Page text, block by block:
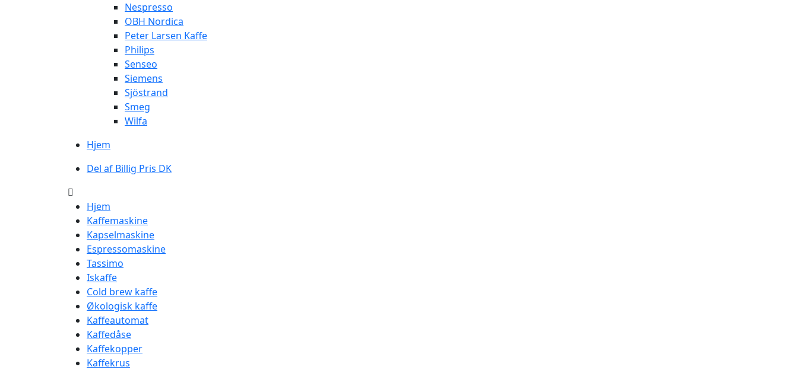
Nespresso
OBH Nordica
Peter Larsen Kaffe
Philips
Senseo
Siemens
Sjöstrand
Smeg
Wilfa
Hjem
Del af Billig Pris DK
Hjem
Kaffemaskine
Kapselmaskine
Espressomaskine
Tassimo
Iskaffe
Cold brew kaffe
Økologisk kaffe
Kaffeautomat
Kaffedåse
Kaffekopper
Kaffekrus